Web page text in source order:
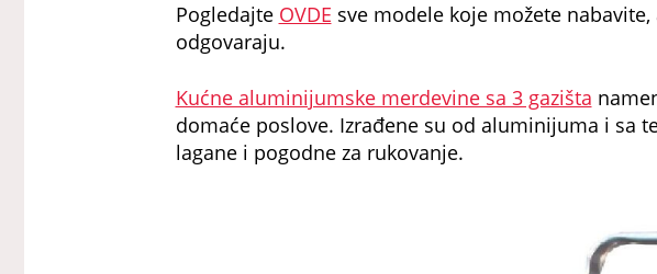
Pogledajte OVDE sve modele koje možete
odgovaraju.
Kućne aluminijumske merdevine sa 3 gazišta
domaće poslove. Izrađene su od aluminijuma i sa
lagane i pogodne za rukovanje.